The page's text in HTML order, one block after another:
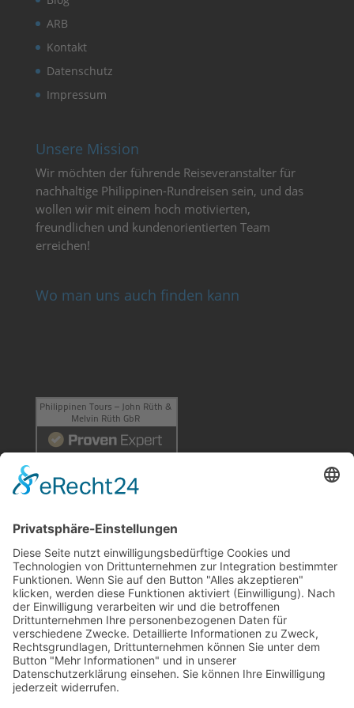
ARB
Kontakt
Datenschutz
Impressum
Unsere Mission
Wir möchten der führende Reiseveranstalter für
nachhaltige Philippinen-Rundreisen sein, und das
wollen wir mit einem hoch motivierten,
freundlichen und kundenorientierten Team
erreichen!
Wo man uns auch finden kann
© Philippinen Tours
2009 - 2026. Reisen, Urlaub,